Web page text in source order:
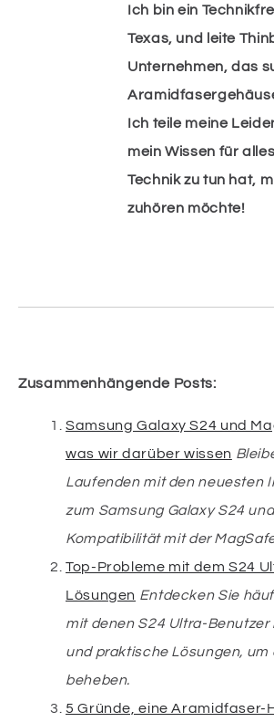
Ich bin ein
Texas, und leite
Unternehmen, das
Ich teile meine
mein Wissen für
Technik zu tun hat,
zuhören möchte!
Zusammenhängende Posts:
Samsung Galaxy S24 und
was wir darüber wissen
Laufenden mit den neuesten
zum Samsung Galaxy S24
Kompatibilität mit der
Top-Probleme mit dem S24
Lösungen Entdecken Sie
mit denen S24 Ultra-
und praktische Lösungen, um
beheben.
5 Gründe, eine Aramidfaser-